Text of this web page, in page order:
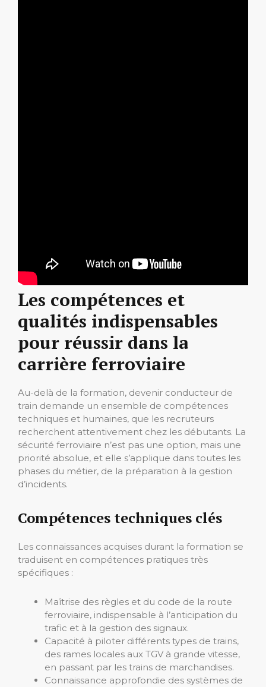
Les compétences et
qualités indispensables
pour réussir dans la
carrière ferroviaire
Au-delà de la formation, devenir conducteur de
train demande un ensemble de compétences
techniques et humaines, que les recruteurs
recherchent attentivement chez les débutants. La
sécurité ferroviaire n’est pas une option, mais une
priorité absolue, et elle s’applique dans toutes les
phases du métier, de la préparation à la gestion
d’incidents.
Compétences techniques clés
Les connaissances acquises durant la formation se
traduisent en compétences pratiques très
spécifiques :
Maîtrise des règles et du code de la route
ferroviaire, indispensable à l’anticipation du
trafic et à la gestion des signaux.
Capacité à piloter différents types de trains,
des rames locales aux TGV à grande vitesse,
en passant par les trains de marchandises.
Connaissance approfondie des systèmes de